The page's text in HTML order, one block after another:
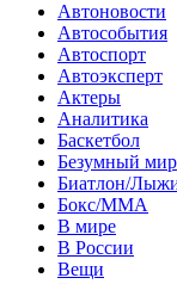
Автоновости
Автособытия
Автоспорт
Автоэксперт
Актеры
Аналитика
Баскетбол
Безумный мир
Биатлон/
Бокс/MMA
В мире
В России
Вещи